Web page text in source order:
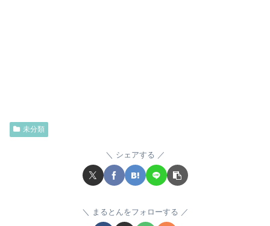
未分類
シェアする
まるとんをフォローする